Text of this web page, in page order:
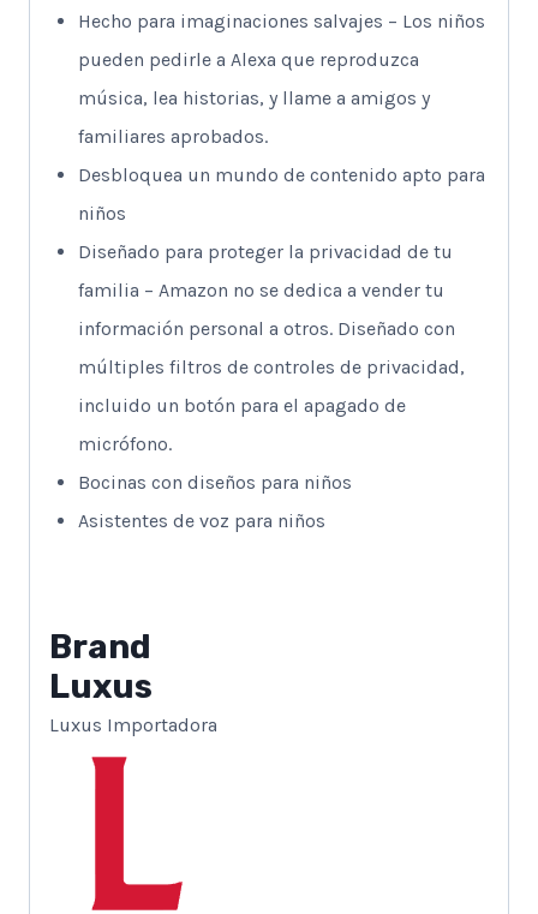
Hecho para imaginaciones salvajes – Los niños
pueden pedirle a Alexa que reproduzca
música, lea historias, y llame a amigos y
familiares aprobados.
Desbloquea un mundo de contenido apto para
niños
Diseñado para proteger la privacidad de tu
familia – Amazon no se dedica a vender tu
información personal a otros. Diseñado con
múltiples filtros de controles de privacidad,
incluido un botón para el apagado de
micrófono.
Bocinas con diseños para niños
Asistentes de voz para niños
Brand
Luxus
Luxus Importadora